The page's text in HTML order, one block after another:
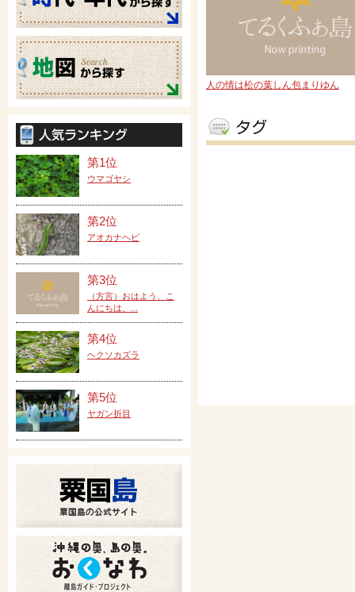
人の情は松の葉しん包まりゆん
第1位
ウマゴヤシ
第2位
アオカナヘビ
第3位
（方言）おはよう、こ
んにちは、...
第4位
ヘクソカズラ
第5位
ヤガン折目